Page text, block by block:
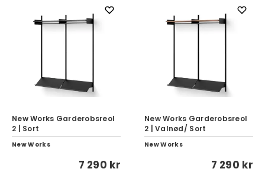
New Works Garderobsreol
2 | Sort
New Works
7 290 kr
New Works Garderobsreol
2 | Valnød/ Sort
New Works
7 290 kr